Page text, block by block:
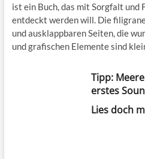
ist ein Buch, das mit Sorgfalt und
entdeckt werden will. Die
und ausklappbaren Seiten, die
und grafischen Elemente sind
Tipp:
erstes
Lies doch